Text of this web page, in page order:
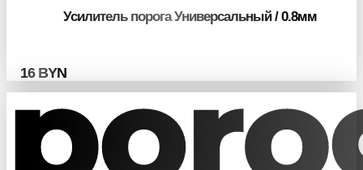
Усилитель порога Универсальный / 0.8мм
16 BYN